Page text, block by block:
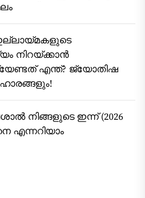
നിറയ്ക്കാൻ
എന്ത്? ജ്യോതിഷ
നിങ്ങളുടെ ഇന്ന്‌ (2026
എന്നറിയാം